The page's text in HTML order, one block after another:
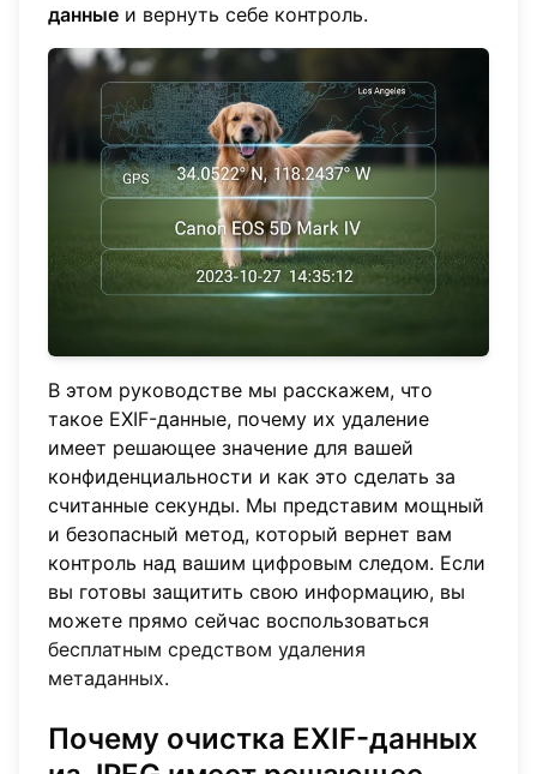
данные и вернуть себе контроль.
В этом руководстве мы расскажем, что
такое EXIF-данные, почему их удаление
имеет решающее значение для вашей
конфиденциальности и как это сделать за
считанные секунды. Мы представим мощный
и безопасный метод, который вернет вам
контроль над вашим цифровым следом. Если
вы готовы защитить свою информацию, вы
можете прямо сейчас воспользоваться
бесплатным средством удаления
метаданных.
Почему очистка EXIF-данных